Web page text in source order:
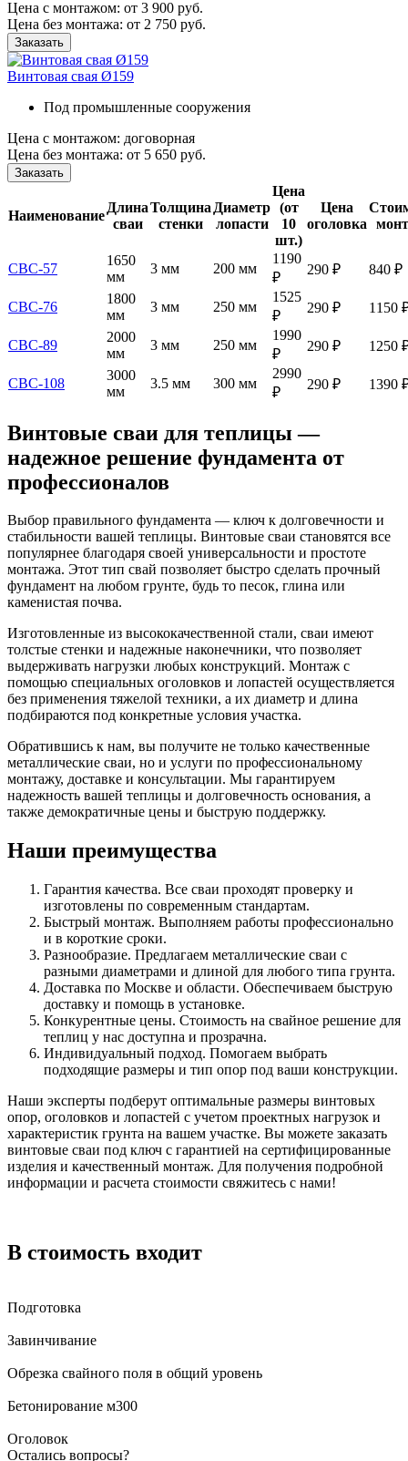
Цена с монтажом: от 3 900 руб.
Цена без монтажа: от 2 750 руб.
Заказать
Винтовая свая Ø159
Под промышленные сооружения
Цена с монтажом: договорная
Цена без монтажа: от 5 650 руб.
Заказать
Наименование
Длина
сваи
Толщина
стенки
Диаметр
лопасти
Цена
(от
10
шт.)
Цена
оголовка
СВС-57
1650
мм
3 мм 200 мм
1190
₽
290 ₽ 840 ₽
СВС-76
1800
мм
3 мм 250 мм
1525
₽
290 ₽ 1150
СВС-89
2000
мм
3 мм 250 мм
1990
₽
290 ₽ 1250
СВС-108
3000
мм
3.5 мм 300 мм
2990
₽
290 ₽ 1390
Винтовые сваи для теплицы —
надежное решение фундамента от
профессионалов
Выбор правильного фундамента — ключ к долговечности и
стабильности вашей теплицы. Винтовые сваи становятся все
популярнее благодаря своей универсальности и простоте
монтажа. Этот тип свай позволяет быстро сделать прочный
фундамент на любом грунте, будь то песок, глина или
каменистая почва.
Изготовленные из высококачественной стали, сваи имеют
толстые стенки и надежные наконечники, что позволяет
выдерживать нагрузки любых конструкций. Монтаж с
помощью специальных оголовков и лопастей осуществляется
без применения тяжелой техники, а их диаметр и длина
подбираются под конкретные условия участка.
Обратившись к нам, вы получите не только качественные
металлические сваи, но и услуги по профессиональному
монтажу, доставке и консультации. Мы гарантируем
надежность вашей теплицы и долговечность основания, а
также демократичные цены и быструю поддержку.
Наши преимущества
Гарантия качества. Все сваи проходят проверку и
изготовлены по современным стандартам.
Быстрый монтаж. Выполняем работы профессионально
и в короткие сроки.
Разнообразие. Предлагаем металлические сваи с
разными диаметрами и длиной для любого типа грунта.
Доставка по Москве и области. Обеспечиваем быструю
доставку и помощь в установке.
Конкурентные цены. Стоимость на свайное решение для
теплиц у нас доступна и прозрачна.
Индивидуальный подход. Помогаем выбрать
подходящие размеры и тип опор под ваши конструкции.
Наши эксперты подберут оптимальные размеры винтовых
опор, оголовков и лопастей с учетом проектных нагрузок и
характеристик грунта на вашем участке. Вы можете заказать
винтовые сваи под ключ с гарантией на сертифицированные
изделия и качественный монтаж. Для получения подробной
информации и расчета стоимости свяжитесь с нами!
В стоимость входит
Подготовка
Завинчивание
Обрезка свайного поля в общий уровень
Бетонирование м300
Оголовок
Остались вопросы?